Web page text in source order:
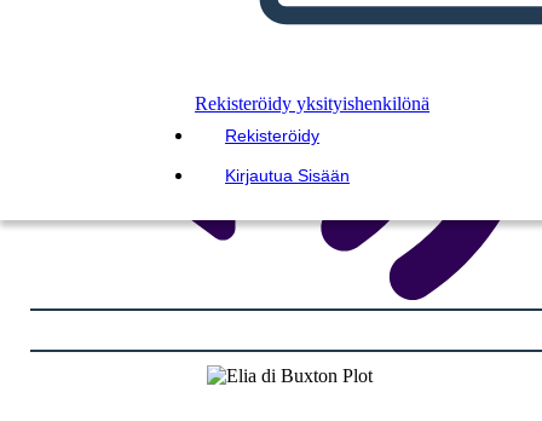
Rekisteröidy yksityishenkilönä
Rekisteröidy
Kirjautua Sisään